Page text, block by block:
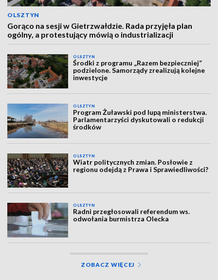
OLSZTYN
Gorąco na sesji w Gietrzwałdzie. Rada przyjęła plan
ogólny, a protestujący mówią o industrializacji
OLSZTYN
Środki z programu „Razem bezpieczniej”
podzielone. Samorządy zrealizują kolejne
inwestycje
OLSZTYN
Program Żuławski pod lupą ministerstwa.
Parlamentarzyści dyskutowali o redukcji
środków
OLSZTYN
Wiatr politycznych zmian. Posłowie z
regionu odejdą z Prawa i Sprawiedliwości?
OLSZTYN
Radni przegłosowali referendum ws.
odwołania burmistrza Olecka
ZOBACZ WIĘCEJ